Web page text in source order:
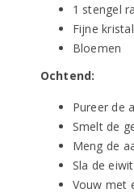
1 stengel
Fijne
Bloemen
Ochtend:
Pureer de
Smelt de
Meng de
Sla de
Vouw met